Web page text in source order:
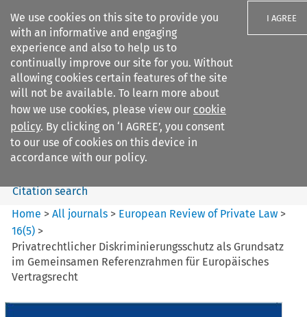
We use cookies on this site to provide you
with an informative and engaging
experience and also to help us to
continually improve our site for you. Without
allowing cookies certain features of the site
will not be available. To learn more about
how we use cookies, please view our cookie
policy. By clicking on ‘I AGREE’, you consent
to our use of cookies on this device in
accordance with our policy.
I AGREE
Search filters
European Review of Private
Law
Search content
Citation search
Home >All journals > European Review of Private Law >
16(5) >
Privatrechtlicher Diskriminierungsschutz als Grundsatz
im Gemeinsamen Referenzrahmen für Europäisches
Vertragsrecht